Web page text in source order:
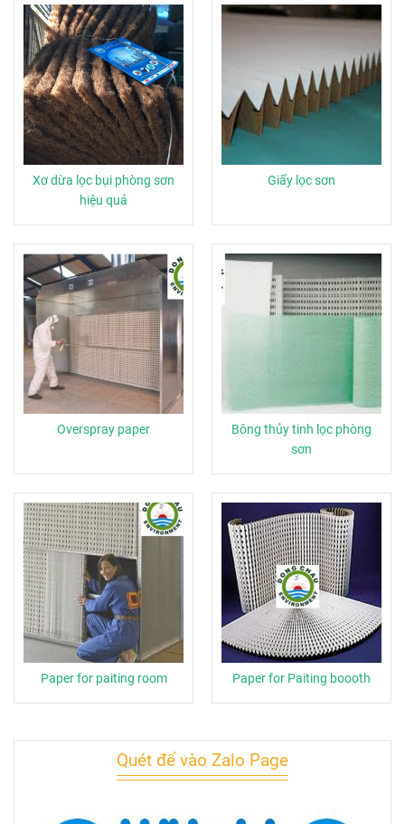
Xơ dừa lọc bụi phòng sơn
hiệu quả
Giấy lọc sơn
Overspray paper
Bông thủy tinh lọc phòng
sơn
Paper for paiting room Paper for Paiting boooth
Quét để vào Zalo Page